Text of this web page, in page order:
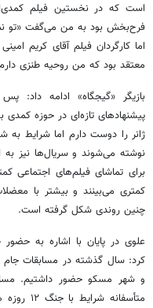
است که در نخستین فیلم
فرح‌بخش بود به من می‌گفت «تو
اما کارگردان فیلم آقای کریم
معتقد بود که من روحیه طنزی
بازیگر «گیجگاه» ادامه داد:
پیشنهادهای تازه‌ای در حوزه
ژانر را دوست دارم اما شرایط به
نوشته می‌شوند و سریال‌ها نیز
برای تماشای فیلم‌های اجتماعی
کمتری می‌بینند و بیشتر با
چنین روندی شکل گرفته است.
علوی در پایان با اشاره به
کرد: سال گذشته در مسابقات جام
و شهر مسکو حضور داشتیم.